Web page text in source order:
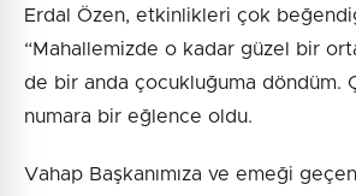
Erdal Özen, etkinlikleri çok
“Mahallemizde o kadar güzel bir
de bir anda çocukluğuma döndüm.
numara bir eğlence oldu.
Vahap Başkanımıza ve emeği